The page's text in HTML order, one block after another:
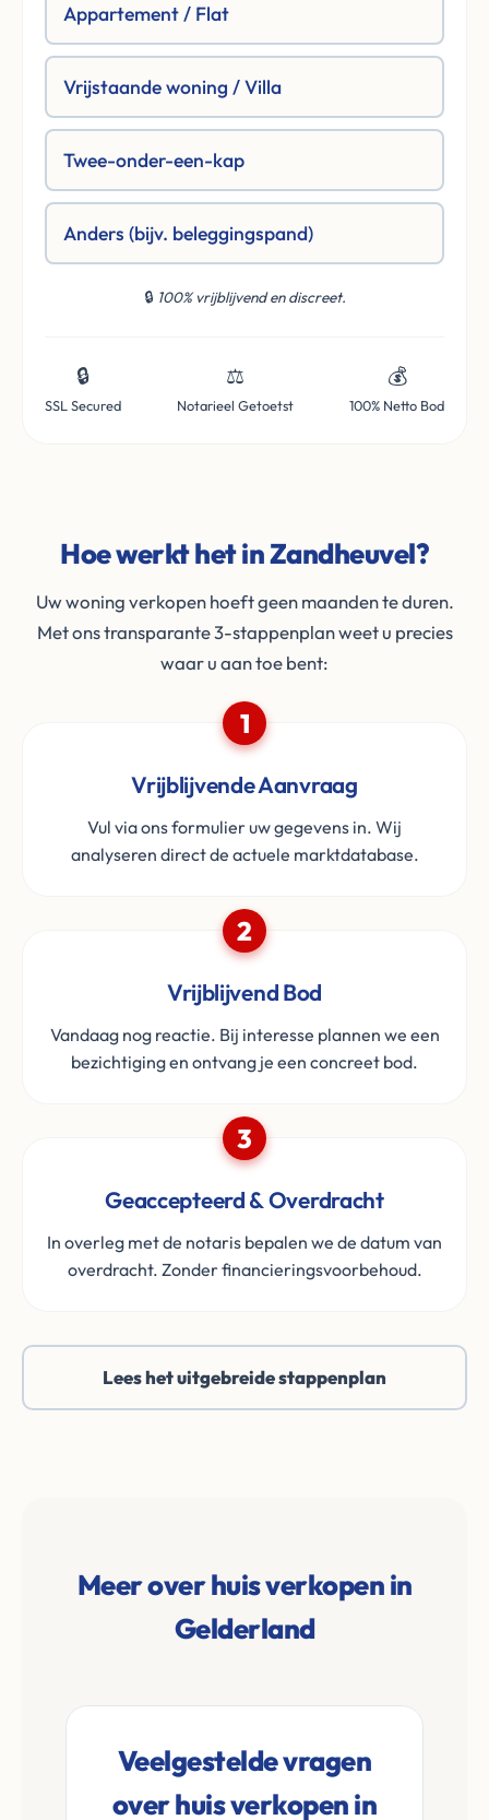
Appartement / Flat
Vrijstaande woning / Villa
Twee-onder-een-kap
Anders (bijv. beleggingspand)
🔒 100% vrijblijvend en discreet.
🔒
SSL Secured
⚖️
Notarieel Getoetst
💰
100% Netto Bod
Hoe werkt het in Zandheuvel?
Uw woning verkopen hoeft geen maanden te duren.
Met ons transparante 3-stappenplan weet u precies
waar u aan toe bent:
1
Vrijblijvende Aanvraag
Vul via ons formulier uw gegevens in. Wij
analyseren direct de actuele marktdatabase.
2
Vrijblijvend Bod
Vandaag nog reactie. Bij interesse plannen we een
bezichtiging en ontvang je een concreet bod.
3
Geaccepteerd & Overdracht
In overleg met de notaris bepalen we de datum van
overdracht. Zonder financieringsvoorbehoud.
Lees het uitgebreide stappenplan
Meer over huis verkopen in
Gelderland
Veelgestelde vragen
over huis verkopen in